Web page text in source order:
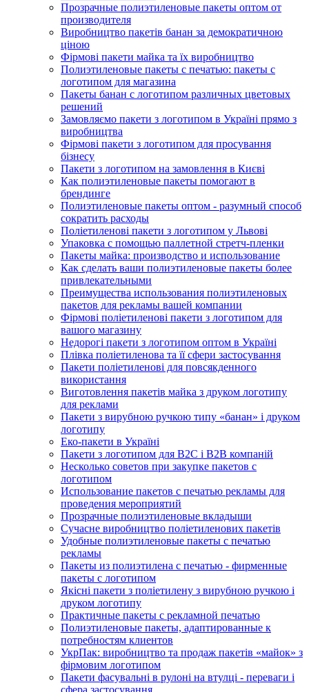
Прозрачные полиэтиленовые пакеты оптом от
производителя
Виробництво пакетів банан за демократичною
ціною
Фірмові пакети майка та їх виробництво
Полиэтиленовые пакеты с печатью: пакеты с
логотипом для магазина
Пакеты банан с логотипом различных цветовых
решений
Замовляємо пакети з логотипом в Україні прямо з
виробництва
Фірмові пакети з логотипом для просування
бізнесу
Пакети з логотипом на замовлення в Києві
Как полиэтиленовые пакеты помогают в
брендинге
Полиэтиленовые пакеты оптом - разумный способ
сократить расходы
Поліетиленові пакети з логотипом у Львові
Упаковка с помощью паллетной стретч-пленки
Пакеты майка: производство и использование
Как сделать ваши полиэтиленовые пакеты более
привлекательными
Преимущества использования полиэтиленовых
пакетов для рекламы вашей компании
Фірмові поліетиленові пакети з логотипом для
вашого магазину
Недорогі пакети з логотипом оптом в Україні
Плівка поліетиленова та її сфери застосування
Пакети поліетиленові для повсякденного
використання
Виготовлення пакетів майка з друком логотипу
для реклами
Пакети з вирубною ручкою типу «банан» і друком
логотипу
Еко-пакети в Україні
Пакети з логотипом для B2C і B2B компаній
Несколько советов при закупке пакетов с
логотипом
Использование пакетов с печатью рекламы для
проведения мероприятий
Прозрачные полиэтиленовые вкладыши
Сучасне виробництво поліетиленових пакетів
Удобные полиэтиленовые пакеты с печатью
рекламы
Пакеты из полиэтилена с печатью - фирменные
пакеты с логотипом
Якісні пакети з поліетилену з вирубною ручкою і
друком логотипу
Практичные пакеты с рекламной печатью
Полиэтиленовые пакеты, адаптированные к
потребностям клиентов
УкрПак: виробництво та продаж пакетів «майок» з
фірмовим логотипом
Пакети фасувальні в рулоні на втулці - переваги і
сфера застосування